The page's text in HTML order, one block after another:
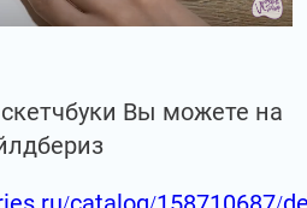
Вы можете на